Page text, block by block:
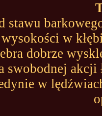
stawu
w
dobrze
swobodnej
w